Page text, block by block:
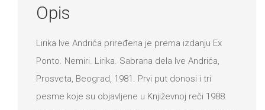
Opis
Lirika Ive Andrića priređena je prema izdanju Ex
Ponto. Nemiri. Lirika. Sabrana dela Ive Andrića,
Prosveta, Beograd, 1981. Prvi put donosi i tri
pesme koje su objavljene u Književnoj reči 1988.